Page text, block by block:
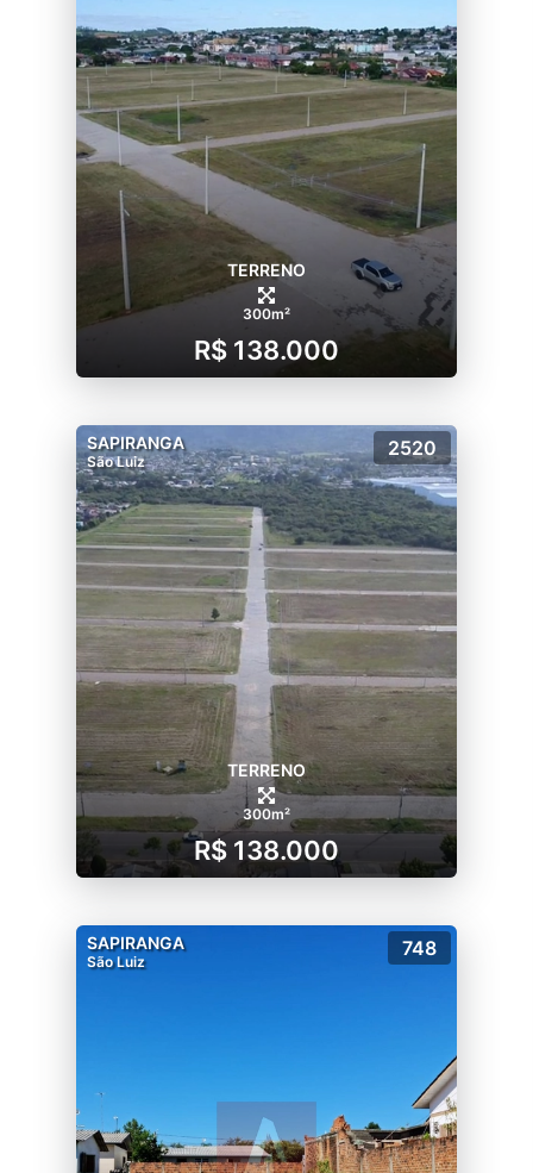
TERRENO
300m²
R$ 138.000
SAPIRANGA
São Luiz
2520
TERRENO
300m²
R$ 138.000
SAPIRANGA
São Luiz
748